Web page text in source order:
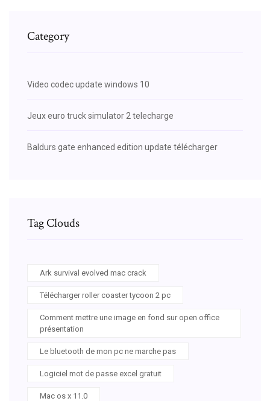
Category
Video codec update windows 10
Jeux euro truck simulator 2 telecharge
Baldurs gate enhanced edition update télécharger
Tag Clouds
Ark survival evolved mac crack
Télécharger roller coaster tycoon 2 pc
Comment mettre une image en fond sur open office
présentation
Le bluetooth de mon pc ne marche pas
Logiciel mot de passe excel gratuit
Mac os x 11.0